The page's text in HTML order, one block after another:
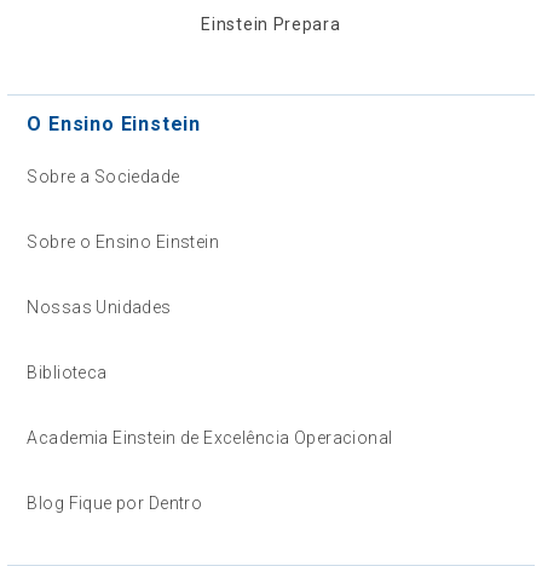
Einstein Prepara
O Ensino Einstein
Sobre a Sociedade
Sobre o Ensino Einstein
Nossas Unidades
Biblioteca
Academia Einstein de Excelência Operacional
Blog Fique por Dentro